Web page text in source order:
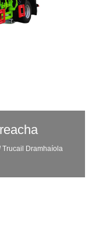
Trucail Dramhaíola